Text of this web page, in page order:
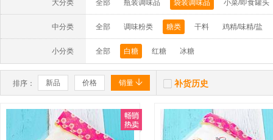
大分类 全部 瓶装调味品 袋装调味品 小菜/即食罐头
中分类 全部 调味粉类 糖类 干料 鸡精/味精/盐
小分类 全部 白糖 红糖 冰糖
排序： 新品 价格 销量   补货历史